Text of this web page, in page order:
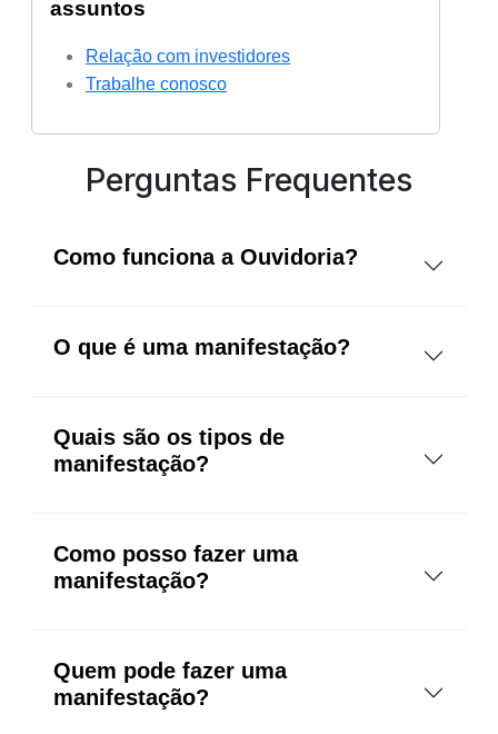
assuntos
Relação com investidores
Trabalhe conosco
Perguntas Frequentes
Como funciona a Ouvidoria?
O que é uma manifestação?
Quais são os tipos de
manifestação?
Como posso fazer uma
manifestação?
Quem pode fazer uma
manifestação?